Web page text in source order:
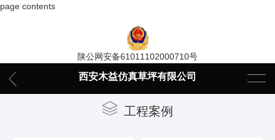
page contents
陕公网安备61011102000710号
西安木益仿真草坪有限公司
工程案例